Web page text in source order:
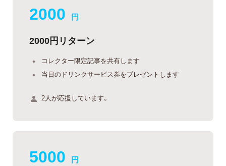
2000 円
2000円リターン
コレクター限定記事を共有します
当日のドリンクサービス券をプレゼントします
2人が応援しています。
5000 円